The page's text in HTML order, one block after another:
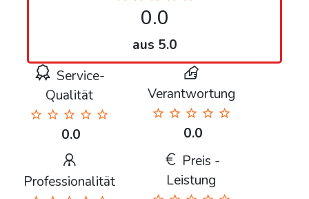
0.0
aus 5.0
Service-
Qualität
0.0
Verantwortung
0.0
Professionalität
Preis -
Leistung